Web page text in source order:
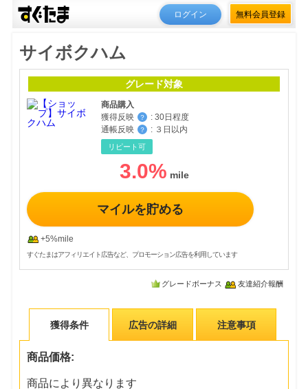
ログイン 無料会員登録
サイボクハム
グレード対象
商品購入
獲得反映
？ : 30日程度
通帳反映
？ : ３日以内
リピート可
3.0%
マイルを貯める
+5%mile
すぐたまはアフィリエイト広告など、プロモーション広告を利用しています
グレードボーナス 友達紹介報酬
獲得条件 広告の詳細 注意事項
商品価格:
商品により異なります